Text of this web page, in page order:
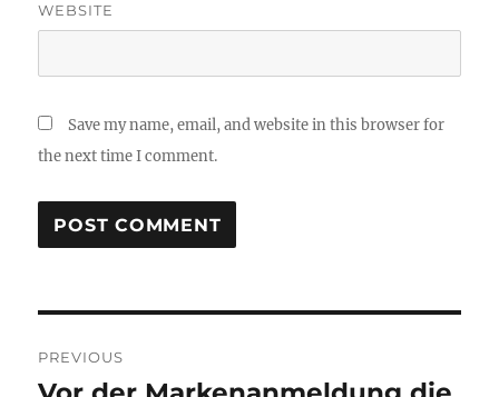
WEBSITE
Save my name, email, and website in this browser for
the next time I comment.
navigation
PREVIOUS
Previous